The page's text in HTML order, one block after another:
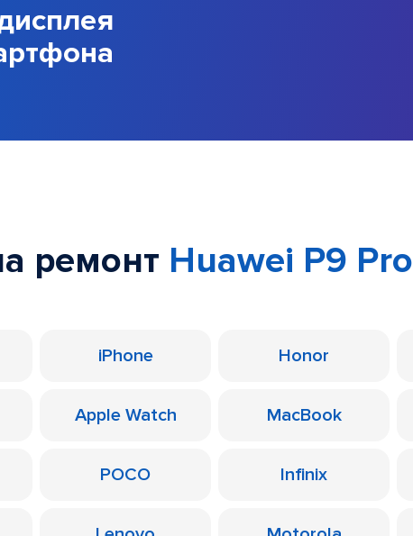
ремонт Huawei P9 Pro
iPhone Honor
Apple Watch MacBook
POCO Infinix